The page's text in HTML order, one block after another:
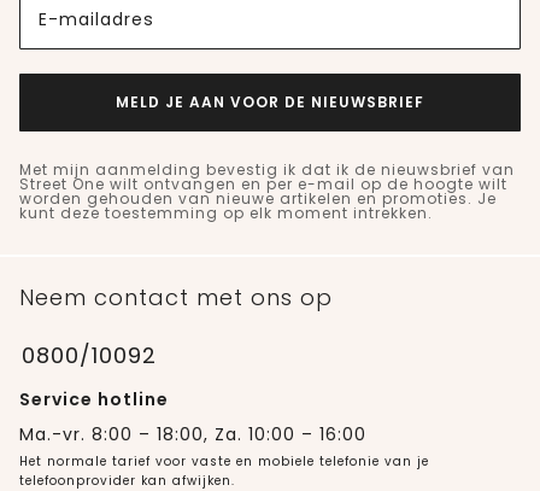
E-mailadres
MELD JE AAN VOOR DE NIEUWSBRIEF
Met mijn aanmelding bevestig ik dat ik de nieuwsbrief van
Street One wilt ontvangen en per e-mail op de hoogte wilt
worden gehouden van nieuwe artikelen en promoties. Je
kunt deze toestemming op elk moment intrekken.
Neem contact met ons op
0800/10092
Service hotline
Ma.-vr. 8:00 – 18:00, Za. 10:00 – 16:00
Het normale tarief voor vaste en mobiele telefonie van je
telefoonprovider kan afwijken.